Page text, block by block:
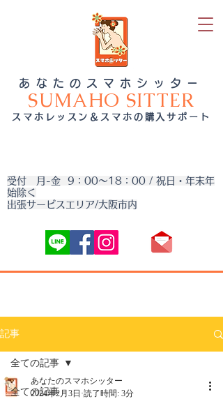
あなたのスマホシッター
SUMAHO SITTER
スマホレッスン＆スマホの購入サポート
受付 月-金 9：00～18：00 / 祝日・年末年
始除く
出張サービスエリア/大阪市内
記事
全ての記事
全ての記事
あなたのスマホシッター
2024年2月3日 読了時間: 3分